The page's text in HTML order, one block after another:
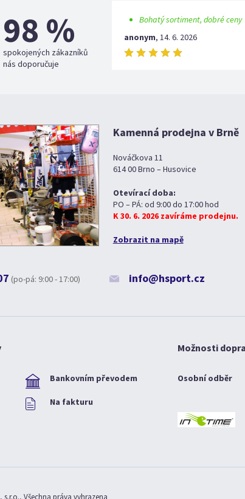
98 %
spokojených zákazníků
nás doporučuje
Bohatý sortiment, dobré ceny
anonym, 14. 6. 2026
Kamenná prodejna v Brně
Nováčkova 11
614 00 Brno – Husovice
Otevírací doba:
PO – PÁ: od 9:00 do 17:00 hod
K 30. 6. 2026 zavíráme prodejnu.
Zobrazit na mapě
(po-pá: 9:00 - 17:00) info@hsport.cz
Bankovním převodem
Na fakturu
Možnosti
Osobní odběr
s.r.o., Všechna práva vyhrazena